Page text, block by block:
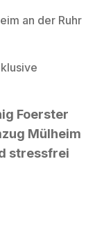
an der Ruhr
Foerster
Mülheim
stressfrei